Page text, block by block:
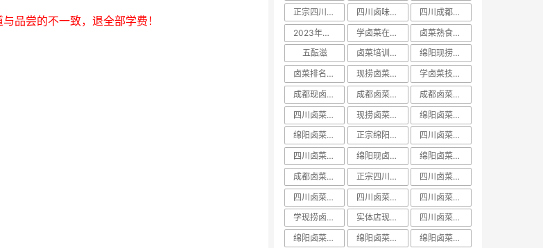
品尝的不一致，退全部学费！
正宗四川卤菜培训
四川卤味哪家培训最好
四川成都卤菜培训哪家好
2023年卤菜培训学员
学卤菜在哪里学
卤菜熟食培训费用一般多少学费
五酝滋
卤菜培训声明
绵阳现捞培训哪家出名
卤菜排名前十名加盟店
现捞卤菜培训哪家好
学卤菜技术到哪里学的正宗
成都现卤现捞培训
成都卤菜熟食培训
成都卤菜培训费用一般多少学费
四川卤菜配方技术学习培训哪家好
现捞卤菜培训费用一般多少学费
绵阳卤菜培训哪家好
绵阳卤菜培训费用一般多少学费
正宗绵阳卤菜培训班
四川卤菜学习方法培训技术哪家好
四川卤菜学习技术培训去哪里学好
绵阳现卤现捞培训
绵阳卤菜熟食培训
成都卤菜培训班排名
正宗四川卤菜培训班
​四川卤菜培训班排名
四川卤菜熟食培训
四川卤菜培训价格表
四川卤菜排名学习培训技术哪家靠谱
学现捞卤菜技术哪里好
实体店现卤现捞培训有保障吗
四川卤菜培训基地
绵阳卤菜培训班视频
绵阳卤菜培训价目表
绵阳卤菜培训价班排名